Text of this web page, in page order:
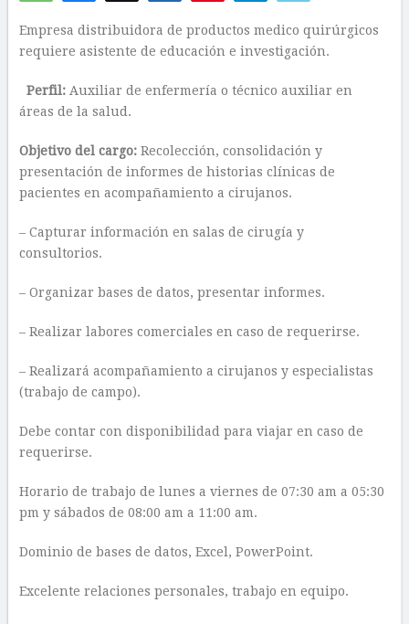
Empresa distribuidora de productos medico quirúrgicos
requiere asistente de educación e investigación.
Perfil:Auxiliar de enfermería o técnico auxiliar en
áreas de la salud.
Objetivo del cargo: Recolección, consolidación y
presentación de informes de historias clínicas de
pacientes en acompañamiento a cirujanos.
– Capturar información en salas de cirugía y
consultorios.
– Organizar bases de datos, presentar informes.
– Realizar labores comerciales en caso de requerirse.
– Realizará acompañamiento a cirujanos y especialistas
(trabajo de campo).
Debe contar con disponibilidad para viajar en caso de
requerirse.
Horario de trabajo de lunes a viernes de 07:30 am a 05:30
pm y sábados de 08:00 am a 11:00 am.
Dominio de bases de datos, Excel, PowerPoint.
Excelente relaciones personales, trabajo en equipo.